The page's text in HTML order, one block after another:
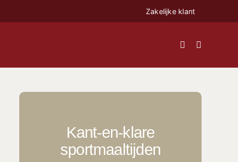
Zakelijke klant
Kant-en-klare
sportmaaltijden